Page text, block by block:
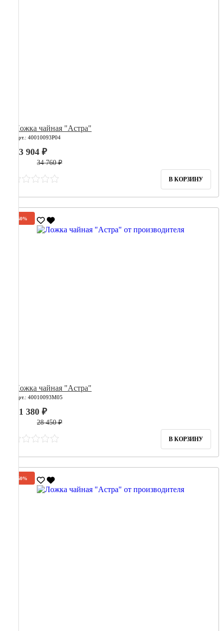
Ложка чайная "Астра"
Арт.: 40010093Р04
13 904 ₽
34 760 ₽
В КОРЗИНУ
-60%
Ложка чайная "Астра"
Арт.: 40010093М05
11 380 ₽
28 450 ₽
В КОРЗИНУ
-60%